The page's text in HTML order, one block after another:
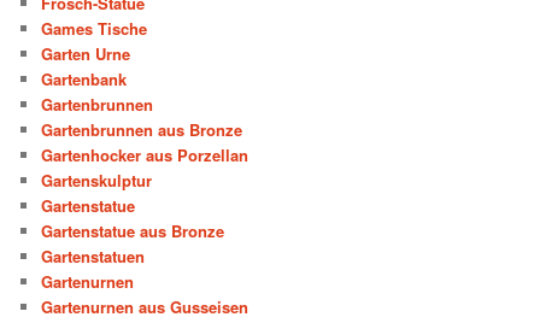
Games Tische
Garten Urne
Gartenbank
Gartenbrunnen
Gartenbrunnen aus Bronze
Gartenhocker aus Porzellan
Gartenskulptur
Gartenstatue
Gartenstatue aus Bronze
Gartenstatuen
Gartenurnen
Gartenurnen aus Gusseisen